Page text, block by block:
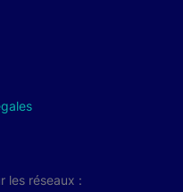
les réseaux :